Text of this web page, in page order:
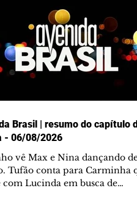
Brasil | resumo do capítulo
- 06/08/2026
vê Max e Nina dançando
Tufão conta para Carminha
com Lucinda em busca de